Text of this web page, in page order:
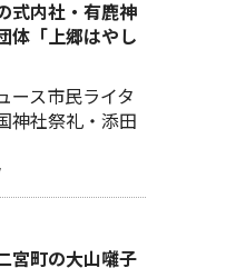
式内社・有鹿神
体「上郷はやし
ース市民ライタ
神社祭礼・添田
宮町の大山囃子